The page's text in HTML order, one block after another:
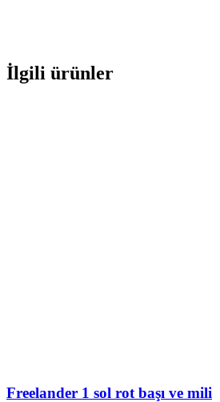
İlgili ürünler
Freelander 1 sol rot başı ve mili